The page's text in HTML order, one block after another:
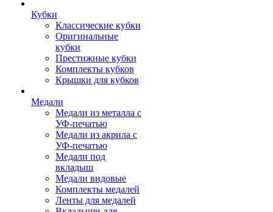
Кубки
Классические кубки
Оригинальные
кубки
Престижные кубки
Комплекты кубков
Крышки для кубков
Медали
Медали из металла с
УФ-печатью
Медали из акрила с
УФ-печатью
Медали под
вкладыш
Медали видовые
Комплекты медалей
Ленты для медалей